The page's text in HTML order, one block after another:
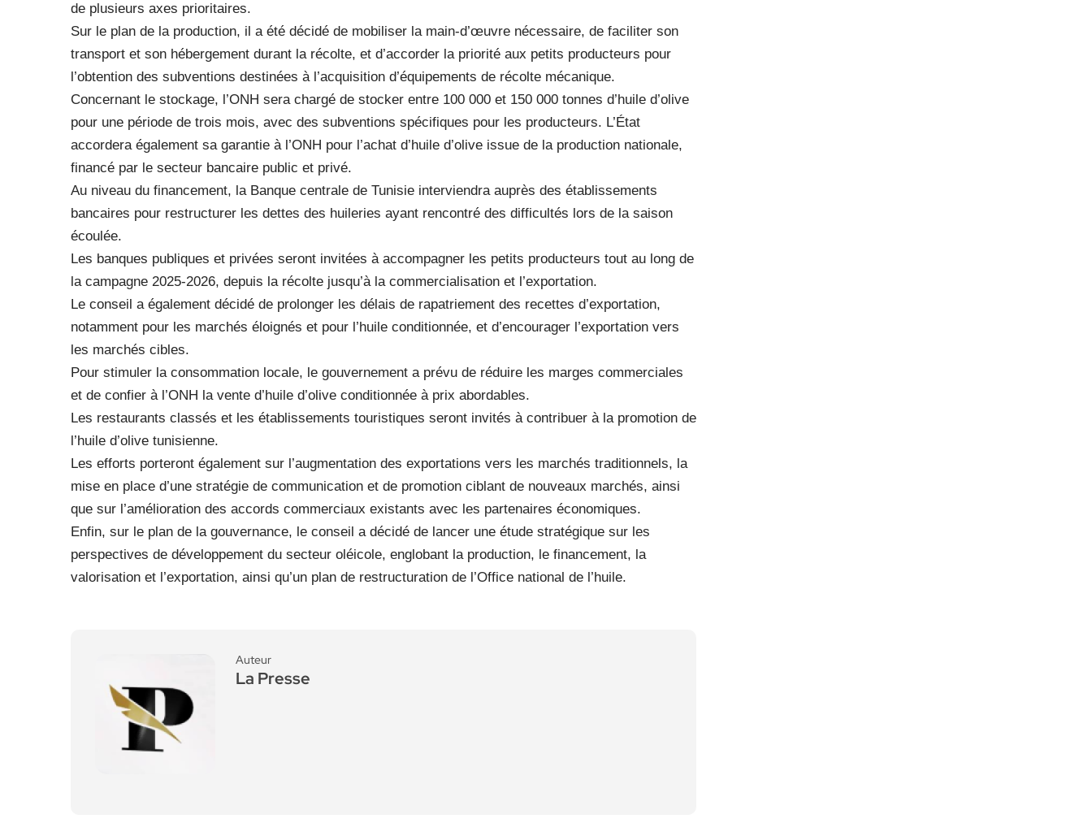
de plusieurs axes prioritaires.
Sur le plan de la production, il a été décidé de mobiliser la main-d’œuvre nécessaire, de faciliter son
transport et son hébergement durant la récolte, et d’accorder la priorité aux petits producteurs pour
l’obtention des subventions destinées à l’acquisition d’équipements de récolte mécanique.
Concernant le stockage, l’ONH sera chargé de stocker entre 100 000 et 150 000 tonnes d’huile d’olive
pour une période de trois mois, avec des subventions spécifiques pour les producteurs. L’État
accordera également sa garantie à l’ONH pour l’achat d’huile d’olive issue de la production nationale,
financé par le secteur bancaire public et privé.
Au niveau du financement, la Banque centrale de Tunisie interviendra auprès des établissements
bancaires pour restructurer les dettes des huileries ayant rencontré des difficultés lors de la saison
écoulée.
Les banques publiques et privées seront invitées à accompagner les petits producteurs tout au long de
la campagne 2025-2026, depuis la récolte jusqu’à la commercialisation et l’exportation.
Le conseil a également décidé de prolonger les délais de rapatriement des recettes d’exportation,
notamment pour les marchés éloignés et pour l’huile conditionnée, et d’encourager l’exportation vers
les marchés cibles.
Pour stimuler la consommation locale, le gouvernement a prévu de réduire les marges commerciales
et de confier à l’ONH la vente d’huile d’olive conditionnée à prix abordables.
Les restaurants classés et les établissements touristiques seront invités à contribuer à la promotion de
l’huile d’olive tunisienne.
Les efforts porteront également sur l’augmentation des exportations vers les marchés traditionnels, la
mise en place d’une stratégie de communication et de promotion ciblant de nouveaux marchés, ainsi
que sur l’amélioration des accords commerciaux existants avec les partenaires économiques.
Enfin, sur le plan de la gouvernance, le conseil a décidé de lancer une étude stratégique sur les
perspectives de développement du secteur oléicole, englobant la production, le financement, la
valorisation et l’exportation, ainsi qu’un plan de restructuration de l’Office national de l’huile.
Auteur
La Presse